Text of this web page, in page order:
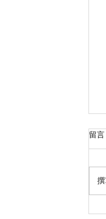
留言